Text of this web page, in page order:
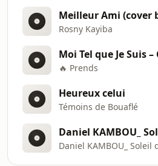
Rosny Kayiba
🔥 Prends
Heureux celui
Témoins de Bouaflé